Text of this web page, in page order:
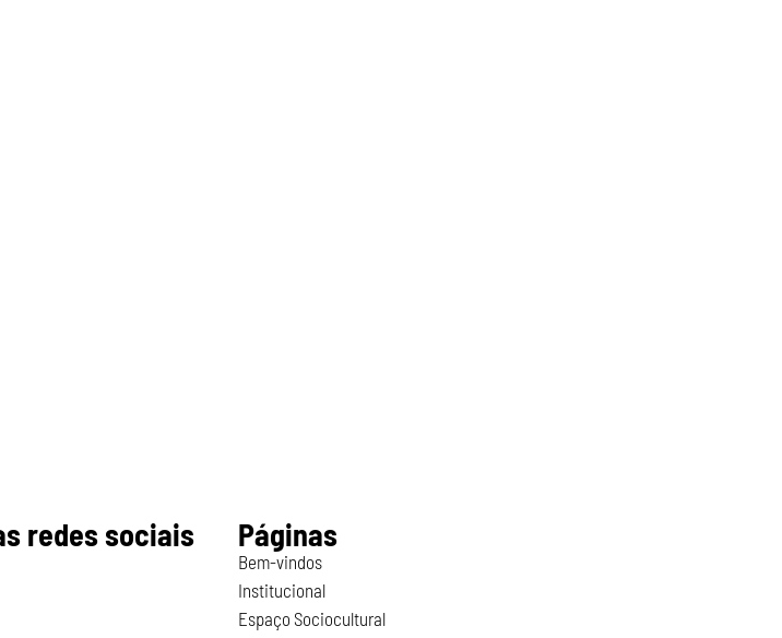
redes sociais Páginas
Bem-vindos
Institucional
Espaço Sociocultural